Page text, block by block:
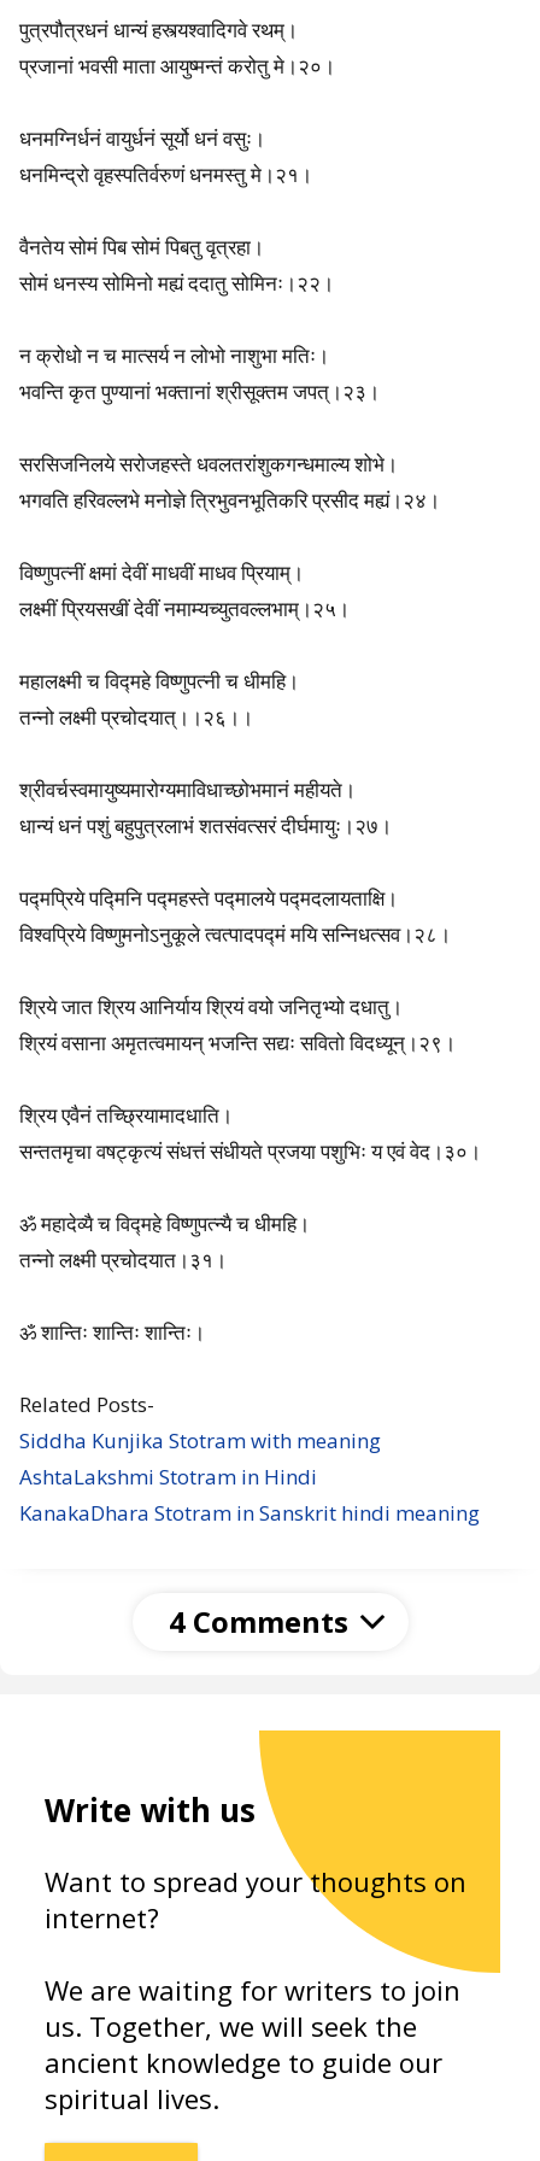
पुत्रपौत्रधनं धान्यं हस्त्यश्वादिगवे रथम्।
प्रजानां भवसी माता आयुष्मन्तं करोतु मे।२०।
धनमग्निर्धनं वायुर्धनं सूर्यो धनं वसुः।
धनमिन्द्रो वृहस्पतिर्वरुणं धनमस्तु मे।२१।
वैनतेय सोमं पिब सोमं पिबतु वृत्रहा।
सोमं धनस्य सोमिनो मह्यं ददातु सोमिनः।२२।
न क्रोधो न च मात्सर्य न लोभो नाशुभा मतिः।
भवन्ति कृत पुण्यानां भक्तानां श्रीसूक्तम जपत्।२३।
सरसिजनिलये सरोजहस्ते धवलतरांशुकगन्धमाल्य शोभे।
भगवति हरिवल्लभे मनोज्ञे त्रिभुवनभूतिकरि प्रसीद मह्यं।२४।
विष्णुपत्नीं क्षमां देवीं माधवीं माधव प्रियाम्।
लक्ष्मीं प्रियसखीं देवीं नमाम्यच्युतवल्लभाम्।२५।
महालक्ष्मी च विद्महे विष्णुपत्नी च धीमहि।
तन्नो लक्ष्मी प्रचोदयात्।।२६।।
श्रीवर्चस्वमायुष्यमारोग्यमाविधाच्छोभमानं महीयते।
धान्यं धनं पशुं बहुपुत्रलाभं शतसंवत्सरं दीर्घमायुः।२७।
पद्मप्रिये पद्मिनि पद्महस्ते पद्मालये पद्मदलायताक्षि।
विश्वप्रिये विष्णुमनोऽनुकूले त्वत्पादपद्मं मयि सन्निधत्सव।२८।
श्रिये जात श्रिय आनिर्याय श्रियं वयो जनितृभ्यो दधातु।
श्रियं वसाना अमृतत्वमायन् भजन्ति सद्यः सवितो विदध्यून्।२९।
श्रिय एवैनं तच्छ्रियामादधाति।
सन्ततमृचा वषट्कृत्यं संधत्तं संधीयते प्रजया पशुभिः य एवं वेद।३०।
ॐ महादेव्यै च विद्महे विष्णुपत्न्यै च धीमहि।
तन्नो लक्ष्मी प्रचोदयात।३१।
ॐ शान्तिः शान्तिः शान्तिः।
Related Posts-
Siddha Kunjika Stotram with meaning
AshtaLakshmi Stotram in Hindi
KanakaDhara Stotram in Sanskrit hindi meaning
4 Comments
You have Newark to Ahmedabad
REPLY
S K Verma 8 October 2023 at 13:51
श्लोक १६: शुद्ध रूप "पञ्चदशर्चं" अथवा "पञ्चदशार्चं" (पञ्चदश
Anonymous
10 September 2024 at 10:15
तीसरे मंत्र में हस्तिनादप्रमोदिनीम्, छठे मंत्र में
अंतरायाश्चवाह्या एवं १२ वें मंत्र में नि च होगा
कृपया सुधार करें.
Write with us
Want to spread your thoughts on
internet?
We are waiting for writers to join
us. Together, we will seek the
ancient knowledge to guide our
spiritual lives.